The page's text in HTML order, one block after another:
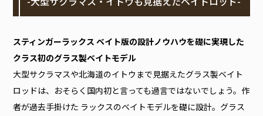
スティンガーラックス ベイト版の設計ノウハウを礎に実現した
クラス初のグラス製ベイトモデル
大型サクラマスや北海道のイトウまで見据えたグラス製ベイト
ロッドは、おそらく国内初と言っても過言ではないでしょう。作
者が過去手掛けた ラックスのベイトモデルを礎に設計。グラス